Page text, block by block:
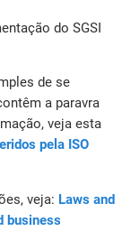
do SGSI
de se
a paravra
veja esta
pela ISO
veja: Laws and
business